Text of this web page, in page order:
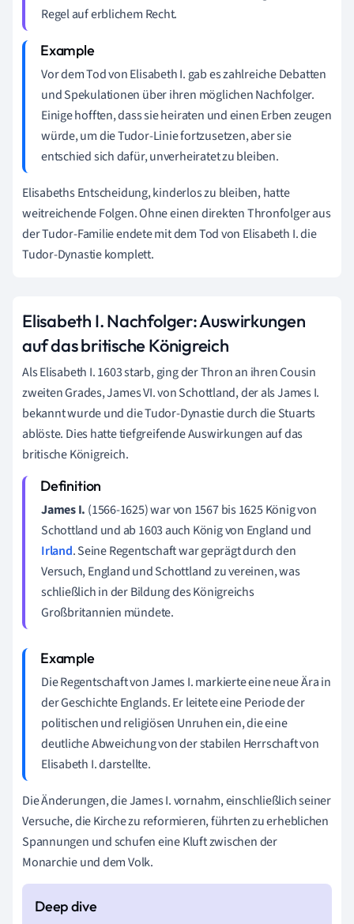
Regel auf erblichem Recht.
Vor dem Tod von Elisabeth I. gab es zahlreiche Debatten
und Spekulationen über ihren möglichen Nachfolger.
Einige hofften, dass sie heiraten und einen Erben zeugen
würde, um die Tudor-Linie fortzusetzen, aber sie
entschied sich dafür, unverheiratet zu bleiben.
Elisabeths Entscheidung, kinderlos zu bleiben, hatte
weitreichende Folgen. Ohne einen direkten Thronfolger aus
der Tudor-Familie endete mit dem Tod von Elisabeth I. die
Tudor-Dynastie komplett.
Elisabeth I. Nachfolger: Auswirkungen
auf das britische Königreich
Als Elisabeth I. 1603 starb, ging der Thron an ihren Cousin
zweiten Grades, James VI. von Schottland, der als James I.
bekannt wurde und die Tudor-Dynastie durch die Stuarts
ablöste. Dies hatte tiefgreifende Auswirkungen auf das
britische Königreich.
James I. (1566-1625) war von 1567 bis 1625 König von
Schottland und ab 1603 auch König von England und
Irland. Seine Regentschaft war geprägt durch den
Versuch, England und Schottland zu vereinen, was
schließlich in der Bildung des Königreichs
Großbritannien mündete.
Die Regentschaft von James I. markierte eine neue Ära in
der Geschichte Englands. Er leitete eine Periode der
politischen und religiösen Unruhen ein, die eine
deutliche Abweichung von der stabilen Herrschaft von
Elisabeth I. darstellte.
Die Änderungen, die James I. vornahm, einschließlich seiner
Versuche, die Kirche zu reformieren, führten zu erheblichen
Spannungen und schufen eine Kluft zwischen der
Monarchie und dem Volk.